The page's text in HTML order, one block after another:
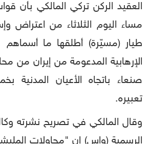
العقيد الركن تركي المالكي بأن
مساء اليوم الثلاثاء من اعتراض
طيار (مسيّرة) أطلقها ما أسماهم
الإرهابية المدعومة من إيران من
صنعاء باتجاه الأعيان
تعبيره.
وقال المالكي في تصريح نشرته
الرسمية (واس) إن "محاولات المليشيا